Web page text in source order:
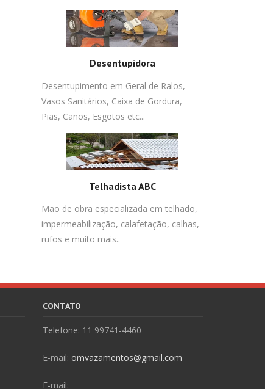
Desentupidora
Desentupimento em Geral de Ralos,
Vasos Sanitários, Caixa de Gordura,
Pias, Canos, Esgotos etc...
Telhadista ABC
Mão de obra especializada em telhado,
impermeabilização, calafetação, calhas,
rufos e muito mais..
CONTATO
Telefone: 11 99741-4460
E-mail: omvazamentos@gmail.com
E-mail: